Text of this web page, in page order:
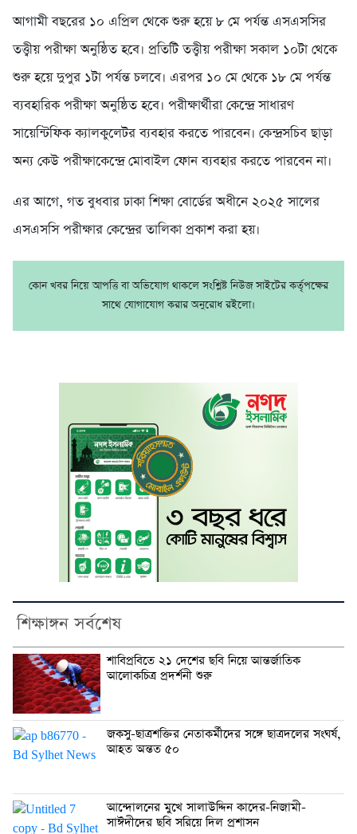
আগামী বছরের ১০ এপ্রিল থেকে শুরু হয়ে ৮ মে পর্যন্ত এসএসসির
তত্ত্বীয় পরীক্ষা অনুষ্ঠিত হবে। প্রতিটি তত্ত্বীয় পরীক্ষা সকাল ১০টা থেকে
শুরু হয়ে দুপুর ১টা পর্যন্ত চলবে। এরপর ১০ মে থেকে ১৮ মে পর্যন্ত
ব্যবহারিক পরীক্ষা অনুষ্ঠিত হবে। পরীক্ষার্থীরা কেন্দ্রে সাধারণ
সায়েন্টিফিক ক্যালকুলেটর ব্যবহার করতে পারবেন। কেন্দ্রসচিব ছাড়া
অন্য কেউ পরীক্ষাকেন্দ্রে মোবাইল ফোন ব্যবহার করতে পারবেন না।
এর আগে, গত বুধবার ঢাকা শিক্ষা বোর্ডের অধীনে ২০২৫ সালের
এসএসসি পরীক্ষার কেন্দ্রের তালিকা প্রকাশ করা হয়।
কোন খবর নিয়ে আপত্তি বা অভিযোগ থাকলে সংশ্লিষ্ট নিউজ সাইটের কর্তৃপক্ষের
সাথে যোগাযোগ করার অনুরোধ রইলো।
শিক্ষাঙ্গন সর্বশেষ
শাবিপ্রবিতে ২১ দেশের ছবি নিয়ে আন্তর্জাতিক
আলোকচিত্র প্রদর্শনী শুরু
জকসু-ছাত্রশক্তির নেতাকর্মীদের সঙ্গে ছাত্রদলের সংঘর্ষ,
আহত অন্তত ৫০
আন্দোলনের মুখে সালাউদ্দিন কাদের-নিজামী-
সাঈদীদের ছবি সরিয়ে দিল প্রশাসন